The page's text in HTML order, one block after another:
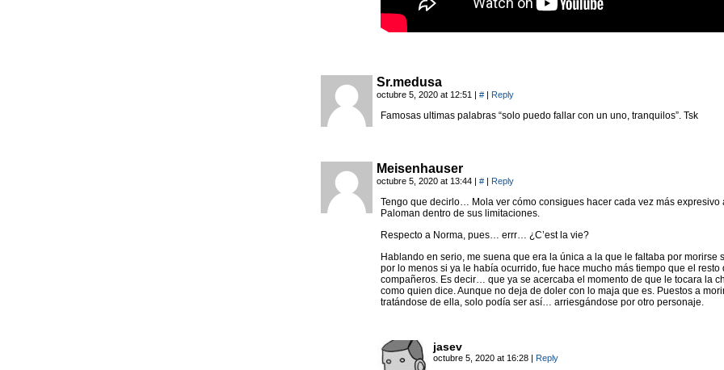
Sr.medusa
octubre 5, 2020 at 12:51 | # | Reply
Famosas ultimas palabras “solo puedo fallar con un uno, tranquilos”. Tsk
Meisenhauser
octubre 5, 2020 at 13:44 | # | Reply
Tengo que decirlo… Mola ver cómo consigues hacer cada vez más expresivo
Paloman dentro de sus limitaciones.
Respecto a Norma, pues… errr… ¿C’est la vie?
Hablando en serio, me suena que era la única a la que le faltaba por morirse
por lo menos si ya le había ocurrido, fue hace mucho más tiempo que el resto
compañeros. Es decir… que ya se acercaba el momento de que le tocara la
como quien dice. Aunque no deja de doler con lo maja que es. Puestos a
tratándose de ella, solo podía ser así… arriesgándose por otro personaje.
jasev
octubre 5, 2020 at 16:28 | Reply